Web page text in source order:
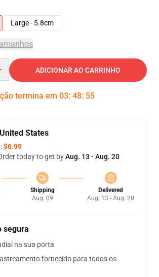
Large - 5.8cm
ADICIONAR AO CARRINHO
termina em 03: 48: 54
States
$6.99
today to get byAug. 13 - Aug. 20
Shipping
Aug. 09
Delivered
Aug. 13 - Aug. 20
segura
na sua porta
fornecido para todos os